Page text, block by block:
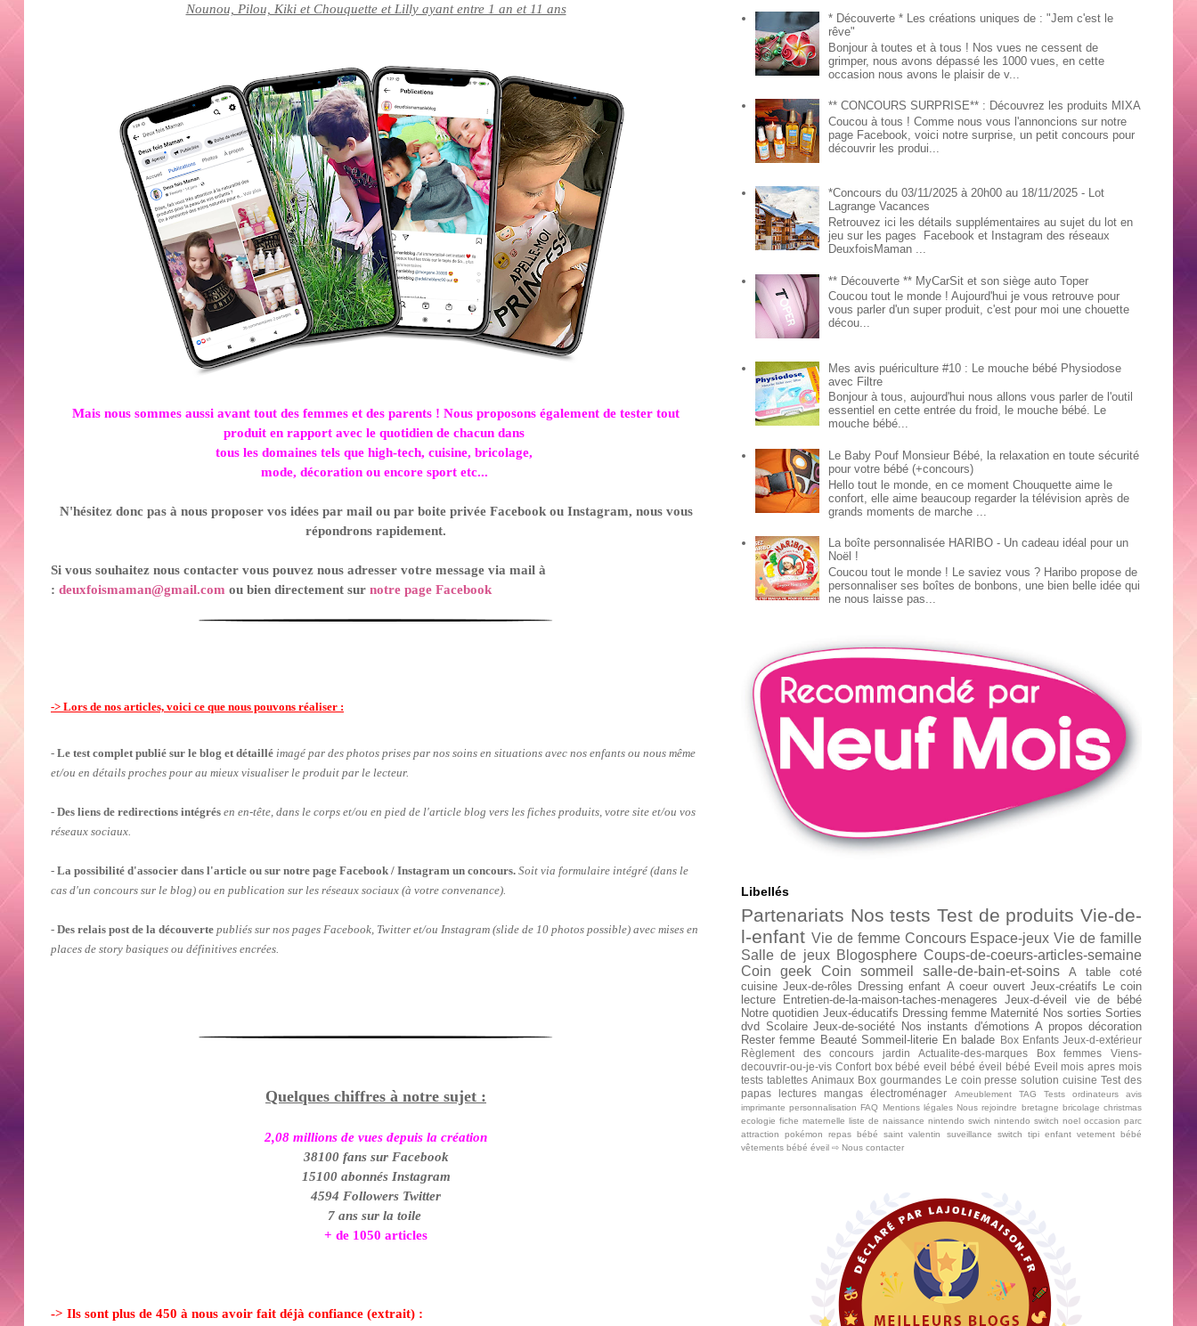
Nounou, Pilou, Kiki et Chouquette et Lilly ayant entre 1 an et 11 ans
Mais nous sommes aussi avant tout des femmes et des parents ! Nous proposons également de tester tout
produit en rapport avec le quotidien de chacun dans
tous les domaines tels que high-tech, cuisine, bricolage,
mode, décorationou encore sport etc...
N'hésitez donc pas à nous proposer vos idées par mail ou par boite privée Facebook ou Instagram, nous vous
répondrons rapidement.
Si vous souhaitez nous contacter vous pouvez nous adresser votre message via mail à
: deuxfoismaman@gmail.com ou bien directement sur notre page Facebook
-> Lors de nos articles, voici ce que nous pouvons réaliser :
- Le test complet publié sur le blog et détaillé imagé par des photos prises par nos soins en situations avec nos enfants ou nous même
et/ou en détails proches pour au mieux visualiser le produit par le lecteur.
- Des liens de redirections intégrés en en-tête, dans le corps et/ou en pied de l'article blog vers les fiches produits, votre site et/ou vos
réseaux sociaux.
- La possibilité d'associer dans l'article ou sur notre page Facebook / Instagram un concours. Soit via formulaire intégré (dans le
cas d'un concours sur le blog) ou en publication sur les réseaux sociaux (à votre convenance).
- Des relais post de la découverte publiés sur nos pages Facebook, Twitter et/ou Instagram (slide de 10 photos possible) avec mises en
places de story basiques ou définitives encrées
Quelques chiffres à notre sujet :
2,08 millions de vues depuis la création
38100 fans sur Facebook
15100 abonnés Instagram
4594 Followers Twitter
7 ans sur la toile
+ de 1050 articles
-> Ils sont plus de 450 à nous avoir fait déjà confiance (extrait) :
* Découverte * Les créations uniques de : "Jem c'est le
rêve"
Bonjour à toutes et à tous ! Nos vues ne cessent de
grimper, nous avons dépassé les 1000 vues, en cette
occasion nous avons le plaisir de v...
** CONCOURS SURPRISE** : Découvrez les produits MIXA
Coucou à tous ! Comme nous vous l'annoncions sur notre
page Facebook, voici notre surprise, un petit concours pour
découvrir les produi...
*Concours du 03/11/2025 à 20h00 au 18/11/2025 - Lot
Lagrange Vacances
Retrouvez ici les détails supplémentaires au sujet du lot en
jeu sur les pages Facebook et Instagram des réseaux
DeuxfoisMaman ...
** Découverte ** MyCarSit et son siège auto Toper
Coucou tout le monde ! Aujourd'hui je vous retrouve pour
vous parler d'un super produit, c'est pour moi une chouette
décou...
Mes avis puériculture #10 : Le mouche bébé Physiodose
avec Filtre
Bonjour à tous, aujourd'hui nous allons vous parler de l'outil
essentiel en cette entrée du froid, le mouche bébé. Le
mouche bébé...
Le Baby Pouf Monsieur Bébé, la relaxation en toute sécurité
pour votre bébé (+concours)
Hello tout le monde, en ce moment Chouquette aime le
confort, elle aime beaucoup regarder la télévision après de
grands moments de marche ...
La boîte personnalisée HARIBO - Un cadeau idéal pour un
Noël !
Coucou tout le monde ! Le saviez vous ? Haribo propose de
personnaliser ses boîtes de bonbons, une bien belle idée qui
ne nous laisse pas...
Libellés
Partenariats Nos tests Test de produits Vie-de-
l-enfant Vie de femme Concours Espace-jeux Vie de famille
Salle de jeux Blogosphere Coups-de-coeurs-articles-semaine
Coin geek
Coin sommeil salle-de-bain-et-soins A table
coté
cuisine Jeux-de-rôles Dressing enfant A coeur ouvert Jeux-créatifs Le coin
lecture
Entretien-de-la-maison-taches-menageres Jeux-d-éveil
vie de bébé
Notre quotidien Jeux-éducatifs Dressing femme Maternité Nos sorties Sorties
dvd Scolaire Jeux-de-société Nos instants d'émotions A propos décoration
Rester femme Beauté Sommeil-literie En balade Box Enfants Jeux-d-extérieur
Règlement des concours
jardin Actualite-des-marques Box femmes
Viens-
decouvrir-ou-je-vis Confort box bébé eveil bébé éveil bébé Eveil mois apres mois
tests tablettes Animaux Box gourmandes Le coin presse solution cuisine Test des
papas
lectures mangas électroménager Ameublement TAG Tests ordinateurs
avis
imprimante personnalisation FAQ Mentions légales Nous rejoindre bretagne bricolage christmas
ecologie fiche maternelle liste de naissance nintendo swich nintendo switch noel occasion parc
attraction
pokémon repas bébé saint valentin suveillance switch tipi enfant vetement bébé
vêtements bébé éveil ⇨ Nous contacter